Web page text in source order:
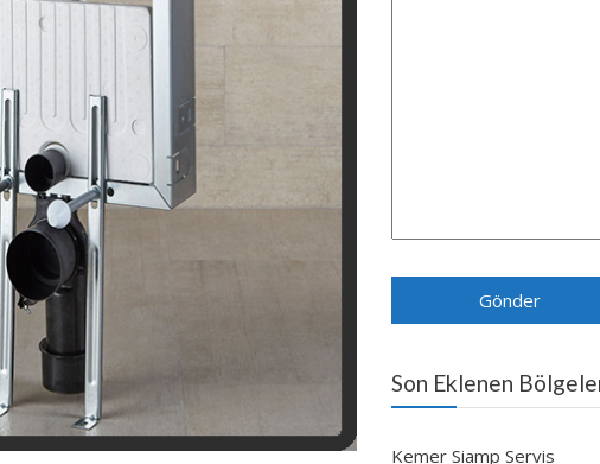
Son Eklenen
Kemer Siamp Servis